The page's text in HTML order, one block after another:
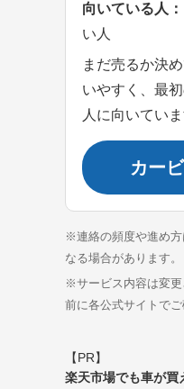
向いている人：
い人
まだ売るか決
いやすく、最
人に向いていま
カー
※連絡の頻度や進め
なる場合があります。
※サービス内容は変
前に各公式サイトでご
【PR】
楽天市場でも車が買